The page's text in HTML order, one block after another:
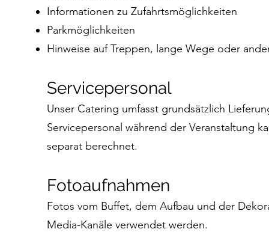
Informationen zu Zufahrtsmöglichkeiten
Parkmöglichkeiten
Hinweise auf Treppen, lange Wege oder
Servicepersonal
Unser Catering umfasst grundsätzlich
Servicepersonal während der Veranstaltung
separat berechnet.
Fotoaufnahmen
Fotos vom Buffet, dem Aufbau und der
Media-Kanäle verwendet werden.